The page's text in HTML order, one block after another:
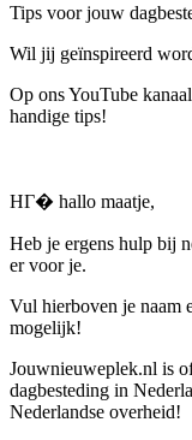
Tips voor jouw
Wil jij geïnspireerd
Op ons YouTube
handige tips!
HГ� hallo maatje,
Heb je ergens hulp bij
er voor je.
Vul hierboven je naam
mogelijk!
Jouwnieuweplek.nl is
dagbesteding in
Nederlandse overheid!